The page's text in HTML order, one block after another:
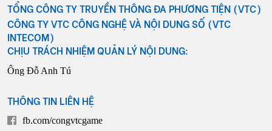
TỔNG CÔNG TY TRUYỀN THÔNG ĐA PHƯƠNG TIỆN (VTC)
CÔNG TY VTC CÔNG NGHỆ VÀ NỘI DUNG SỐ (VTC
INTECOM)
CHỊU TRÁCH NHIỆM QUẢN LÝ NỘI DUNG:
Ông Đỗ Anh Tú
THÔNG TIN LIÊN HỆ
fb.com/congvtcgame